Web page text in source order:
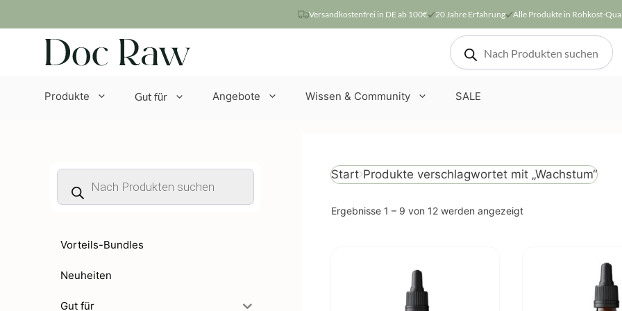
Inhalt
springen
Versandkostenfrei in DE ab 100€ 20 Jahre Erfahrung Alle Produkte in Rohkost-
Products
search
Produkte Gut für Angebote Wissen & Community SALE
Start Produkte verschlagwortet mit „Wachstum“
Ergebnisse 1 – 9 von 12 werden angezeigtNach
Products
search
Vorteils-Bundles
Neuheiten
Gut für